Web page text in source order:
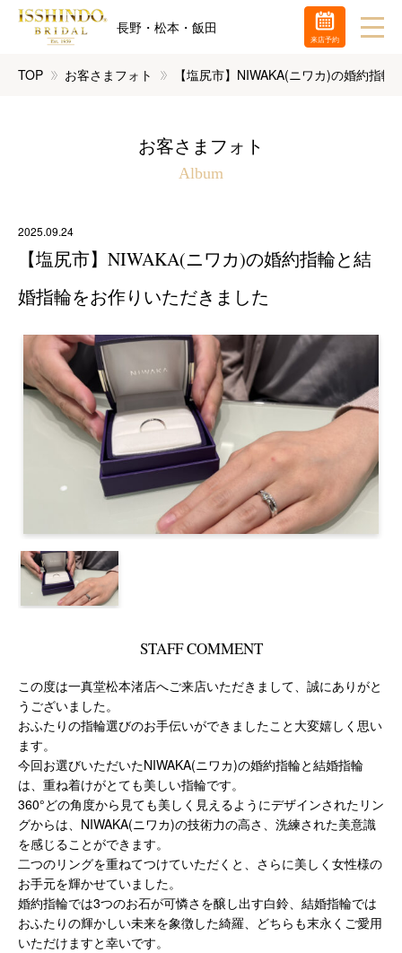
長野・松本・飯田
TOP お客さまフォト 【塩尻市】NIWAKA(ニワカ)の婚約指
お客さまフォト
Album
2025.09.24
【塩尻市】NIWAKA(ニワカ)の婚約指輪と結
婚指輪をお作りいただきました
STAFF COMMENT
この度は一真堂松本渚店へご来店いただきまして、誠にありがと
うございました。
おふたりの指輪選びのお手伝いができましたこと大変嬉しく思い
ます。
今回お選びいただいたNIWAKA(ニワカ)の婚約指輪と結婚指輪
は、重ね着けがとても美しい指輪です。
360°どの角度から見ても美しく見えるようにデザインされたリン
グからは、NIWAKA(ニワカ)の技術力の高さ、洗練された美意識
を感じることができます。
二つのリングを重ねてつけていただくと、さらに美しく女性様の
お手元を輝かせていました。
婚約指輪では3つのお石が可憐さを醸し出す白鈴、結婚指輪では
おふたりの輝かしい未来を象徴した綺羅、どちらも末永くご愛用
いただけますと幸いです。
来店予約